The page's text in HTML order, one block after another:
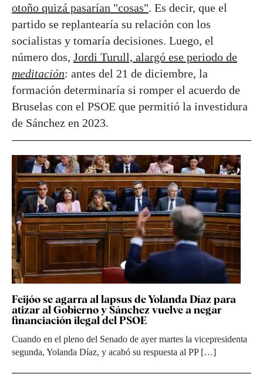
otoño quizá pasarían "cosas". Es decir, que el
partido se replantearía su relación con los
socialistas y tomaría decisiones. Luego, el
número dos, Jordi Turull, alargó ese periodo de
meditación: antes del 21 de diciembre, la
formación determinaría si romper el acuerdo de
Bruselas con el PSOE que permitió la investidura
de Sánchez en 2023.
Feijóo se agarra al lapsus de Yolanda Díaz para
atizar al Gobierno y Sánchez vuelve a negar
financiación ilegal del PSOE
Cuando en el pleno del Senado de ayer martes la vicepresidenta
segunda, Yolanda Díaz, y acabó su respuesta al PP […]